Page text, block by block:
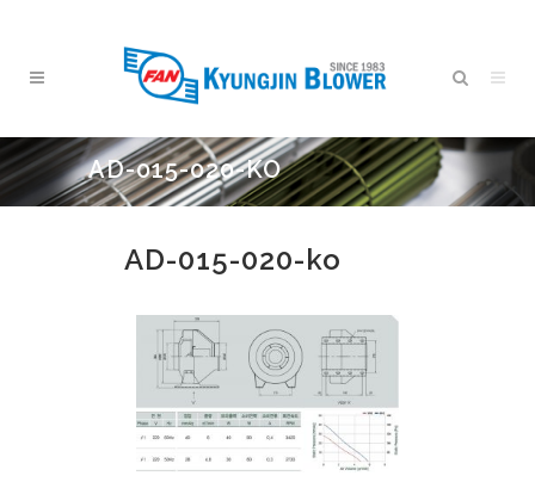
AD-015-020-KO
AD-015-020-ko